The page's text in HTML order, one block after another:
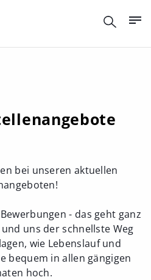
bei unseren aktuellen
- das geht ganz
uns der schnellste Weg
wie Lebenslauf und
bequem in allen gängigen
hoch.